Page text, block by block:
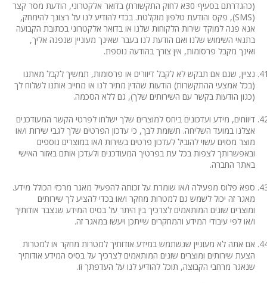
(כהגדרתם בסעיף 30א לחוק התקשורת) בדואר אלקטרוני, הודעת מסר קצר
(SMS), פקס והודעת טלפון מוקלטת. בכדי להודיע לנו על רצונך להימחק,
אנא פנה למוקד שירות הלקוחות שלנו או בדואר אלקטרוני בכתובת הקבועה
בתנאי השימוש שלנו ואם הודעת לנו בעבר שאינך מעוניין שנפנה אליך,
ואינך מקבל פרסומות, אין צורך בהודעה נוספת.
נציין, שגם אם תבקש לא לקבל דיוורים או פרסומות, תמשיך לקבל מאתנו
(בכל אמצעי ההתקשרות) הודעות שהדין מתיר לנו או מחייב אותנו לשלוח לך
(כגון הודעות בקשר עם השירותים שלך), גם ללא הסכמה.
דיווחים, מידע ועדכונים ביחס למוצרים שלך ישלחו לפרטי הקשר המעודכנים
אצלנו במועד השליחה. תשומת לבך, כי עדכון הפרטים שלך לגבי שירות ו/או
מוצר מסוים עשוי להוביל לעדכון פרטים בשירות ו/או במוצרים נוספים
ובאפשרותך לצפות בכל עת בפרטיך המעודכנים ולעדכן אותם באזור האישי
באתר החברה.
ספא פלוס מפעילה ו/או שומרת על זכותה להפעיל מאגר מרכזי הכולל מידע.
מאגר זה יכול לשמש גם למטרות מחקר ו/או בכדי להציע לך שירותים
ומוצרים שונים המותאמים לצרכיך בין היתר על בסיס המידע שנצבר אודותיך
ו/או לפי עיבודי המידע והמחקרים שייתכן ויעשו במאגר זה.
אם אתה לא מעוניין שנשתמש במידע אודותיך למטרות מחקר או למטרות
הצעת שירותים ומוצרים שונים המותאמים לצרכיך על בסיס המידע אודותיך
שנאגר מרחבי הקבוצה, תוכל להודיע לנו על העדפתך זו.